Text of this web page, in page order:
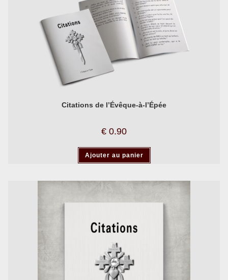
Citations de l’Évêque-à-l’Épée
€ 0.90
Ajouter au panier